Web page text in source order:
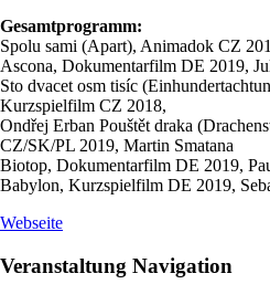
Gesamtprogramm:
Spolu sami (Apart), Animadok CZ
Ascona, Dokumentarfilm DE 2019,
Sto dvacet osm tisíc
Kurzspielfilm CZ 2018,
Ondřej Erban Pouštět draka
CZ/SK/PL 2019, Martin Smatana
Biotop, Dokumentarfilm DE 2019,
Babylon, Kurzspielfilm DE 2019,
Webseite
Veranstaltung Navigation